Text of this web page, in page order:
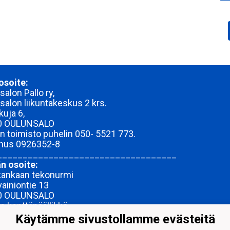
Pallo ry,
liikuntakeskus 2 krs.
6,
OULUNSALO
toimisto puhelin 050- 5521 773.
0926352-8
osoite:
tekonurmi
13
OULUNSALO
kenttäpäällikkö
Paalanen 040-1633 397
turvallisuusjaoksen päällikkö
Käytämme sivustollamme evästeitä